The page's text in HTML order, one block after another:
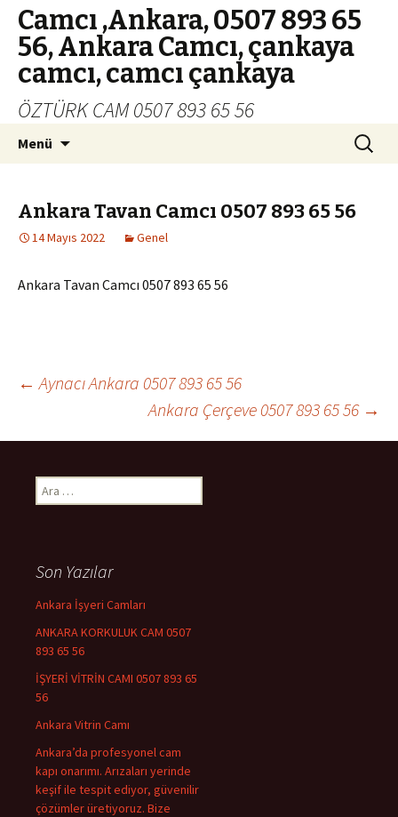
Camcı ,Ankara, 0507 893 65
56, Ankara Camcı, çankaya
camcı, camcı çankaya
ÖZTÜRK CAM 0507 893 65 56
Menü Arama:
Ankara Tavan Camcı 0507 893 65 56
14 Mayıs 2022 Genel
Ankara Tavan Camcı 0507 893 65 56
Yazı
dolaşımı
← Aynacı Ankara 0507 893 65 56
Ankara Çerçeve 0507 893 65 56 →
Arama:
Son Yazılar
Ankara İşyeri Camları
ANKARA KORKULUK CAM 0507
893 65 56
İŞYERİ VİTRİN CAMI 0507 893 65
56
Ankara Vitrin Camı
Ankara’da profesyonel cam
kapı onarımı. Arızaları yerinde
keşif ile tespit ediyor, güvenilir
çözümler üretiyoruz. Bize